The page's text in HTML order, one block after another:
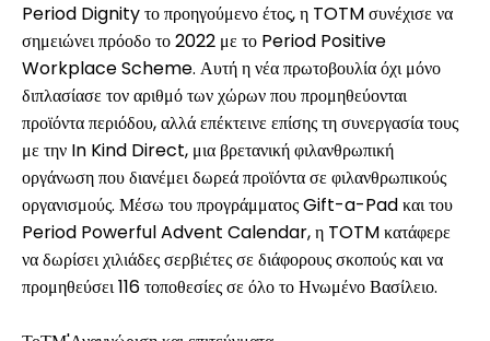
Period Dignity το προηγούμενο έτος, η TOTM συνέχισε να
σημειώνει πρόοδο το 2022 με το Period Positive
Workplace Scheme. Αυτή η νέα πρωτοβουλία όχι μόνο
διπλασίασε τον αριθμό των χώρων που προμηθεύονται
προϊόντα περιόδου, αλλά επέκτεινε επίσης τη συνεργασία τους
με την In Kind Direct, μια βρετανική φιλανθρωπική
οργάνωση που διανέμει δωρεά προϊόντα σε φιλανθρωπικούς
οργανισμούς. Μέσω του προγράμματος Gift-a-Pad και του
Period Powerful Advent Calendar, η TOTM κατάφερε
να δωρίσει χιλιάδες σερβιέτες σε διάφορους σκοπούς και να
προμηθεύσει 116 τοποθεσίες σε όλο το Ηνωμένο Βασίλειο.